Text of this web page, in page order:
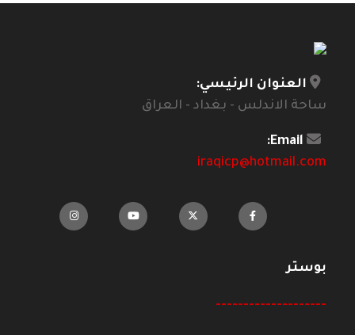
العنوان الرئيسي:
ساحة الاندلس - بغداد - العراق
Email:
iraqicp@hotmail.com
بوستر
--------------------